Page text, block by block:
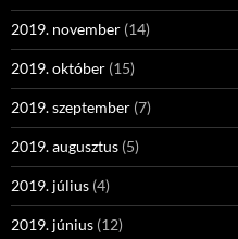
2019. november (14)
2019. október (15)
2019. szeptember (7)
2019. augusztus (5)
2019. július (4)
2019. június (12)